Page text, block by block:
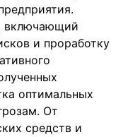
включающий
и проработку
оптимальных
От
средств и